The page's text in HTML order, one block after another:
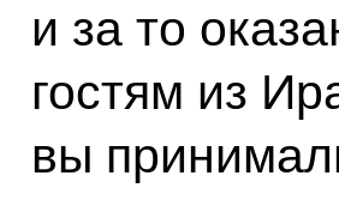
и за то
гостям из
вы